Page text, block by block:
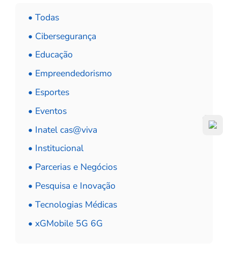
• Todas
• Cibersegurança
• Educação
• Empreendedorismo
• Esportes
• Eventos
• Inatel cas@viva
• Institucional
• Parcerias e Negócios
• Pesquisa e Inovação
• Tecnologias Médicas
• xGMobile 5G 6G